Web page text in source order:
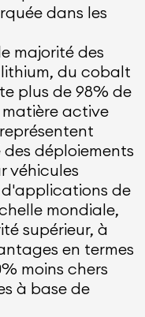
dans les
majorité des
du cobalt
plus de 98% de
active
représentent
déploiements
véhicules
de
mondiale,
supérieur, à
en termes
moins chers
à base de